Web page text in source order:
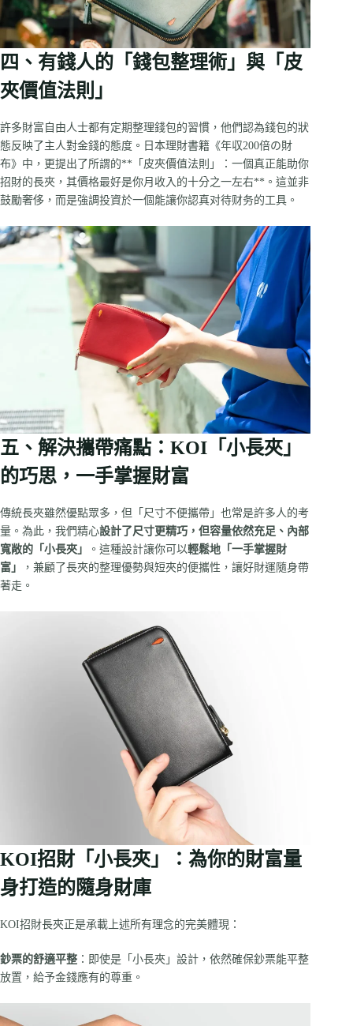
四、有錢人的「錢包整理術」與「皮
夾價值法則」
許多財富自由人士都有定期整理錢包的習慣，他們認為錢包的狀
態反映了主人對金錢的態度。日本理財書籍《年収200倍の財
布》中，更提出了所謂的**「皮夾價值法則」：一個真正能助你
招財的長夾，其價格最好是你月收入的十分之一左右**。這並非
鼓勵奢侈，而是強調投資於一個能讓你認真对待财务的工具。
五、解決攜帶痛點：KOI「小長夾」
的巧思，一手掌握財富
傳統長夾雖然優點眾多，但「尺寸不便攜帶」也常是許多人的考
量。為此，我們精心設計了尺寸更精巧，但容量依然充足、內部
寬敞的「小長夾」
。這種設計讓你可以輕鬆地「一手掌握財
富」
，兼顧了長夾的整理優勢與短夾的便攜性，讓好財運隨身帶
著走。
KOI招財「小長夾」：為你的財富量
身打造的隨身財庫
KOI招財長夾正是承載上述所有理念的完美體現：
鈔票的舒適平整 ：即使是「小長夾」設計，依然確保鈔票能平整
放置，給予金錢應有的尊重。